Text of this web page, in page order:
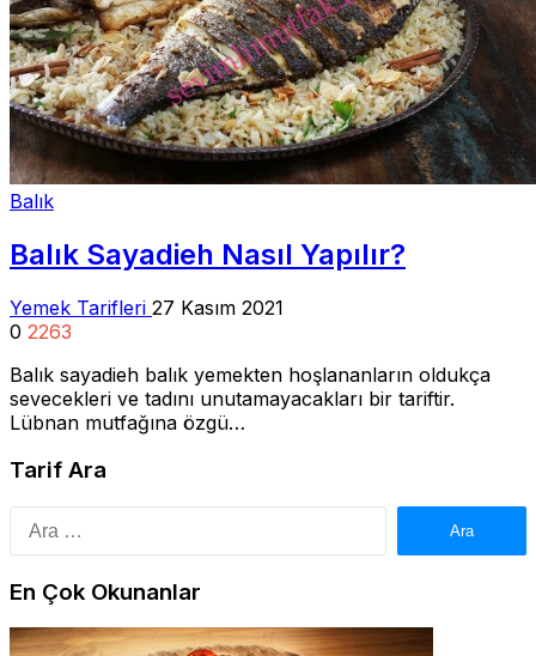
Balık
Balık Sayadieh Nasıl Yapılır?
Yemek Tarifleri 27 Kasım 2021
0 2263
Balık sayadieh balık yemekten hoşlananların oldukça
sevecekleri ve tadını unutamayacakları bir tariftir.
Lübnan mutfağına özgü…
Tarif Ara
En Çok Okunanlar